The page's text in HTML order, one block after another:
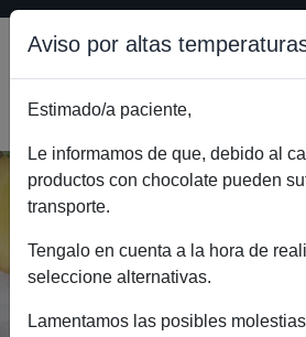
Vitaminas y minerales
cápsulas)
Inicio
Catálogo
Aviso por altas
Estimado/a paciente,
Le informamos de que, debido al
productos con chocolate pueden
transporte.
Tengalo en cuenta a la hora de
seleccione alternativas.
Lamentamos las posibles